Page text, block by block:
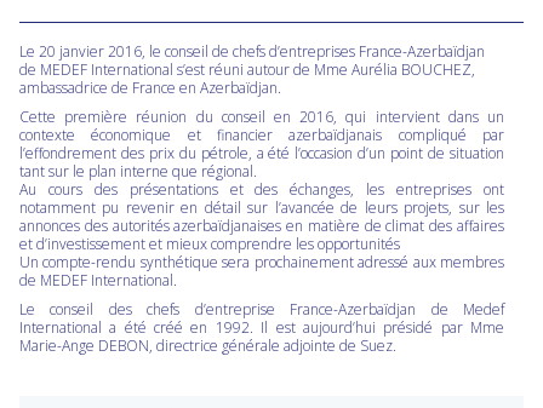
Le 20 janvier 2016, le conseil de chefs d’entreprises France-Azerbaïdjan
de MEDEF International s’est réuni autour de Mme Aurélia BOUCHEZ,
ambassadrice de France en Azerbaïdjan.
Cette première réunion du conseil en 2016, qui intervient dans un
contexte économique et financier azerbaïdjanais compliqué par
l’effondrement des prix du pétrole, a été l’occasion d’un point de situation
tant sur le plan interne que régional.
Au cours des présentations et des échanges, les entreprises ont
notamment pu revenir en détail sur l’avancée de leurs projets, sur les
annonces des autorités azerbaïdjanaises en matière de climat des affaires
et d’investissement et mieux comprendre les opportunités
Un compte-rendu synthétique sera prochainement adressé aux membres
de MEDEF International.
Le conseil des chefs d’entreprise France-Azerbaïdjan de Medef
International a été créé en 1992. Il est aujourd’hui présidé par Mme
Marie-Ange DEBON, directrice générale adjointe de Suez.